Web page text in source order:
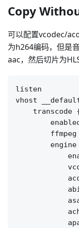
Copy
可以配置vcodec/
为h264编码，但是
aac，然后切片为
listen
vhost
transcode
ffmpeg
engine